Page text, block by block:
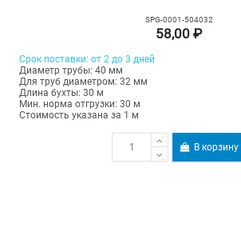
SPG-0001-504032
58,00 ₽
Срок поставки: от 2 до 3 дней
Диаметр трубы: 40 мм
Для труб диаметром: 32 мм
Длина бухты: 30 м
Мин. норма отгрузки: 30 м
Стоимость указана за 1 м
В корзину